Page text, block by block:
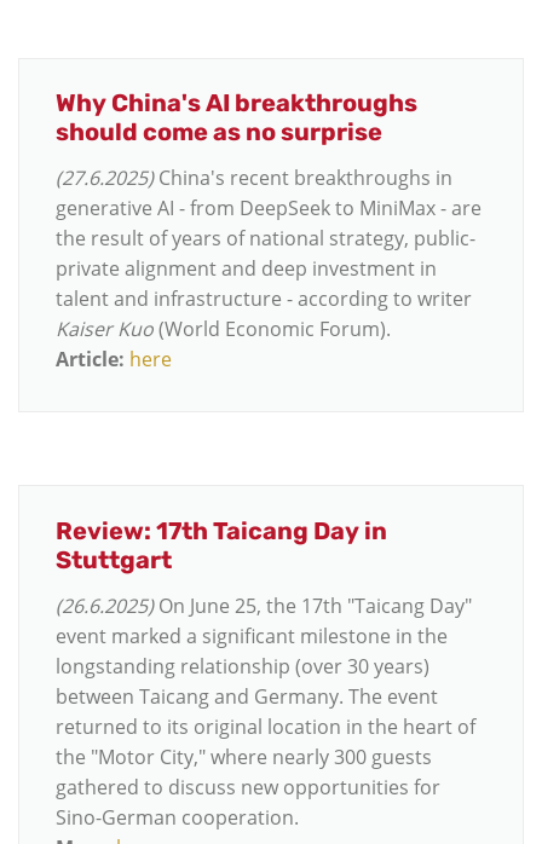
Why China's AI breakthroughs
should come as no surprise
(27.6.2025)China's recent breakthroughs in
generative AI - from DeepSeek to MiniMax - are
the result of years of national strategy, public-
private alignment and deep investment in
talent and infrastructure - according to writer
Kaiser Kuo(World Economic Forum).
Article: here
Review: 17th Taicang Day in
Stuttgart
(26.6.2025)On June 25, the 17th "Taicang Day"
event marked a significant milestone in the
longstanding relationship (over 30 years)
between Taicang and Germany. The event
returned to its original location in the heart of
the "Motor City," where nearly 300 guests
gathered to discuss new opportunities for
Sino-German cooperation.